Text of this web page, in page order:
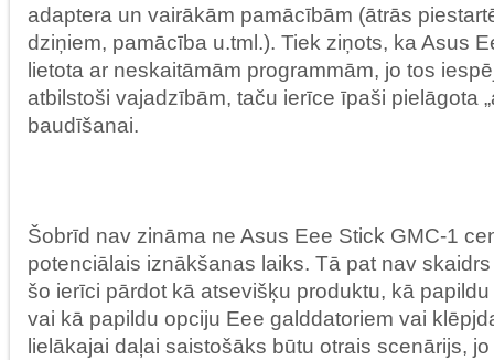
adaptera un vairākām pamācībām (ātrās
dziņiem, pamācība u.tml.). Tiek ziņots, ka Asus
lietota ar neskaitāmām programmām, jo tos
atbilstoši vajadzībām, taču ierīce īpaši pielāgota
baudīšanai.
Šobrīd nav zināma ne Asus Eee Stick GMC-1
potenciālais iznākšanas laiks. Tā pat nav
šo ierīci pārdot kā atsevišķu produktu, kā
vai kā papildu opciju Eee galddatoriem vai
lielākajai daļai saistošāks būtu otrais scenārijs,